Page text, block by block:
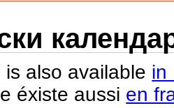
also available in
éxiste aussi en